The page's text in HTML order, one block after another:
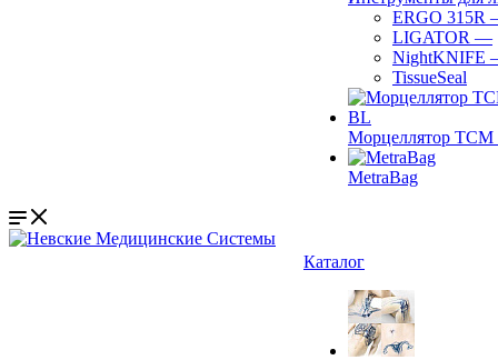
ERGO 315R
LIGATOR —
NightKNIFE
TissueSeal
Морцеллятор ТСМ
MetraBag
Каталог